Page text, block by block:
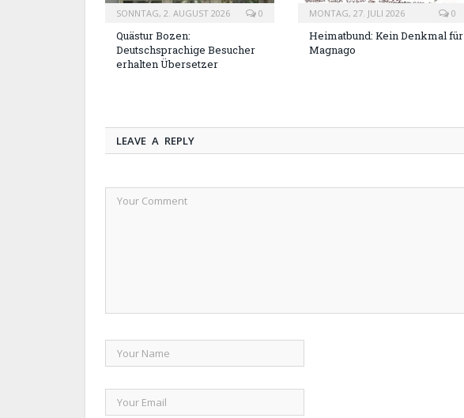
SONNTAG, 2. AUGUST 2026 0
Quästur Bozen:
Deutschsprachige Besucher
erhalten Übersetzer
MONTAG, 27. JULI 2026 0
Heimatbund: Kein Denkmal für
Magnago
LEAVE A REPLY